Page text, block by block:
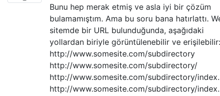
Bunu hep merak etmiş ve asla iyi bir çözüm
bulamamıştım. Ama bu soru bana hatırlattı.
sitemde bir URL bulunduğunda, aşağıdaki
yollardan biriyle görüntülenebilir ve erişilebilir:
http://www.somesite.com/subdirectory
http://www.somesite.com/subdirectory/
http://www.somesite.com/subdirectory/
http://www.somesite.com/subdirectory/